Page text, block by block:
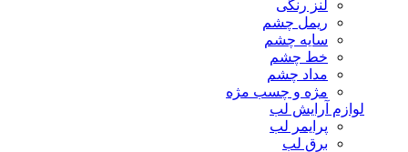
لنز رنگی
ریمل چشم
سایه چشم
خط چشم
مداد چشم
مژه و چسب مژه
لوازم آرایش لب
پرایمر لب
برق لب